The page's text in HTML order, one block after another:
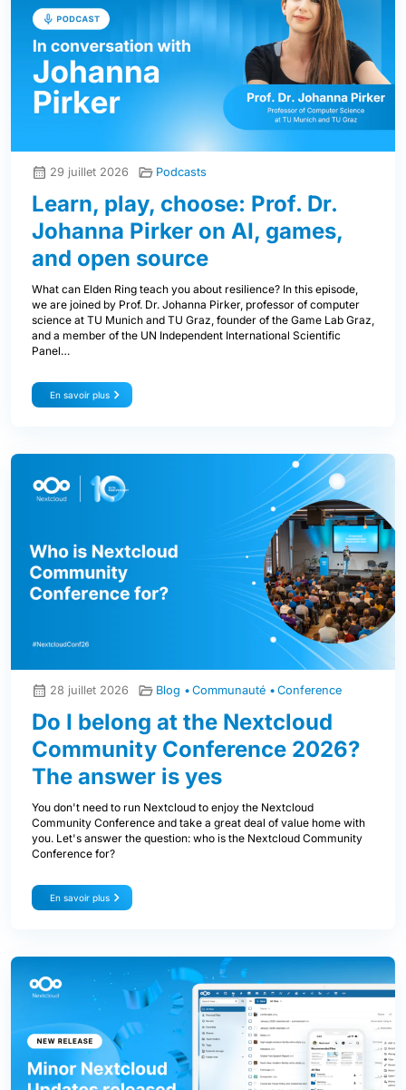
29 juillet 2026 Podcasts
Learn, play, choose: Prof. Dr.
Johanna Pirker on AI, games,
and open source
What can Elden Ring teach you about resilience? In this episode,
we are joined by Prof. Dr. Johanna Pirker, professor of computer
science at TU Munich and TU Graz, founder of the Game Lab Graz,
and a member of the UN Independent International Scientific
Panel…
En savoir plus
28 juillet 2026 Blog Communauté Conference
Do I belong at the Nextcloud
Community Conference 2026?
The answer is yes
You don't need to run Nextcloud to enjoy the Nextcloud
Community Conference and take a great deal of value home with
you. Let's answer the question: who is the Nextcloud Community
Conference for?
En savoir plus